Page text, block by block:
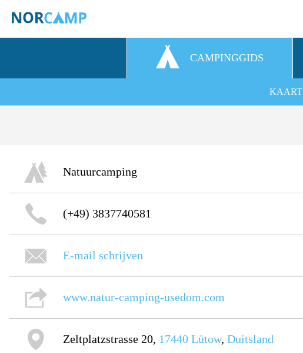
CAMPINGGIDS
KAART
Natuurcamping
(+49) 3837740581
E-mail schrijven
www.natur-camping-usedom.com
Zeltplatzstrasse 20, 17440 Lütow,Duitsland